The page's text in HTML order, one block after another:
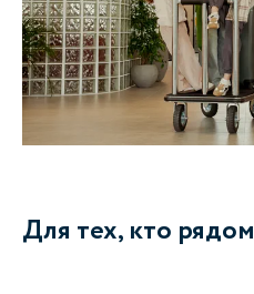
Для тех, кто рядом